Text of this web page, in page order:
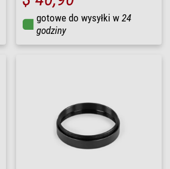
gotowe do wysyłki w 24
godziny